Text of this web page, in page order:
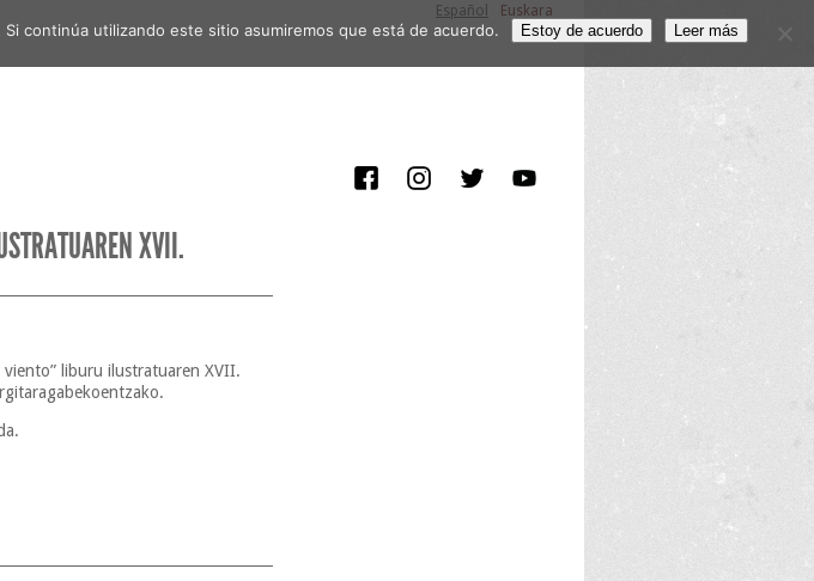
Español Euskara
XVII.
liburu ilustratuaren XVII.
continúa utilizando este sitio asumiremos que está de acuerdo. Estoy de acuerdo Leer más